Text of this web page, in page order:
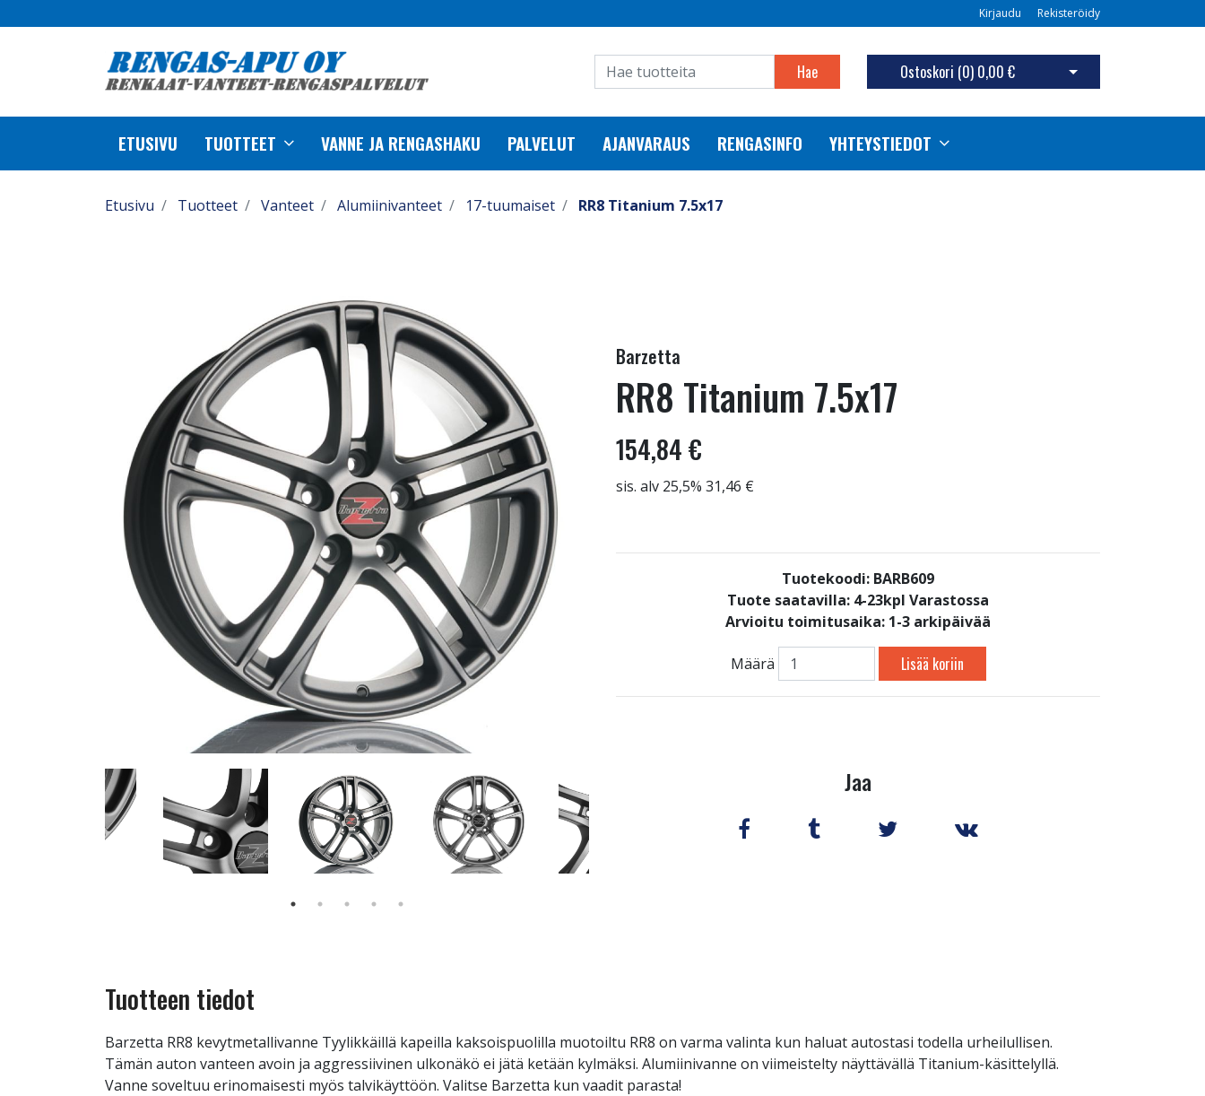
Kirjaudu Rekisteröidy
Hae Ostoskori (0) 0,00 € Avaa ostoskori
ETUSIVU TUOTTEET VANNE JA RENGASHAKU PALVELUT AJANVARAUS RENGASINFO YHTEYSTIEDOT
Etusivu Tuotteet Vanteet Alumiinivanteet 17-tuumaiset RR8 Titanium 7.5x17
Barzetta
RR8 Titanium 7.5x17
154,84 €
sis. alv 25,5% 31,46 €
Tuotekoodi: BARB609
Tuote saatavilla: 4-23kpl Varastossa
Arvioitu toimitusaika: 1-3 arkipäivää
Määrä Lisää koriin
Jaa
Tuotteen tiedot
Barzetta RR8 kevytmetallivanne Tyylikkäillä kapeilla kaksoispuolilla muotoiltu RR8 on varma valinta kun haluat autostasi todella urheilullisen.
Tämän auton vanteen avoin ja aggressiivinen ulkonäkö ei jätä ketään kylmäksi. Alumiinivanne on viimeistelty näyttävällä Titanium-käsittelyllä.
Vanne soveltuu erinomaisesti myös talvikäyttöön. Valitse Barzetta kun vaadit parasta!